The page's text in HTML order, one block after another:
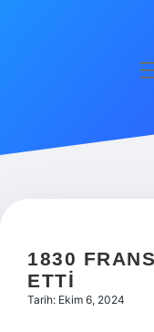
Hakkımızda
1830
ETTI
Tarih: Ekim 6, 2024